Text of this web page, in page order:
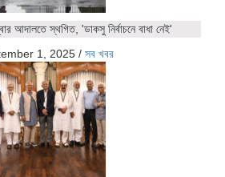
আদালতে স্থগিত, 'ডাকসু নির্বাচনে বাধা নেই'
1, 2025 / সব খবর